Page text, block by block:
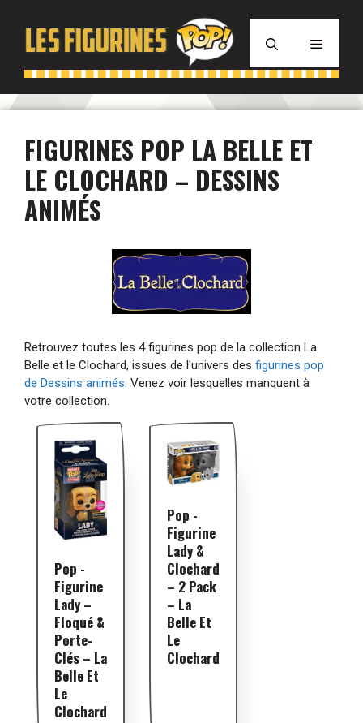
contenu
MENU
FIGURINES POP LA BELLE ET
LE CLOCHARD – DESSINS
ANIMÉS
Retrouvez toutes les 4 figurines pop de la collection La
Belle et le Clochard, issues de l'univers des figurines pop
de Dessins animés. Venez voir lesquelles manquent à
votre collection.
Pop -
Figurine
Lady –
Floqué &
Porte-
Clés – La
Belle Et
Le
Clochard
Pop -
Figurine
Lady &
Clochard
– 2 Pack
– La
Belle Et
Le
Clochard